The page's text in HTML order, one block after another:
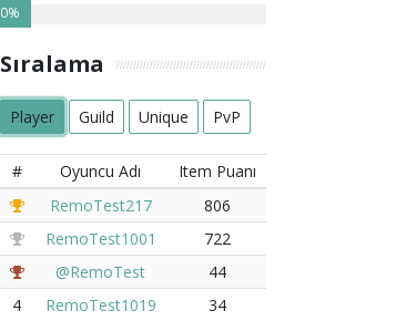
0%
Sıralama
Player Guild Unique PvP
# Oyuncu Adı
Item Puanı
RemoTest217
806
RemoTest1001
722
@RemoTest
44
4
RemoTest1019
34